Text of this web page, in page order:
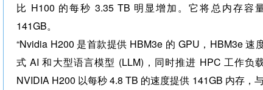
比 H100 的每秒 3.35 TB 明显增加。它将总内存容
141GB。
“Nvidia H200 是首款提供 HBM3e 的 GPU，HBM3e 速
式 AI 和大型语言模型 (LLM)，同时推进 HPC 工作负
NVIDIA H200 以每秒 4.8 TB 的速度提供 141GB 内存，